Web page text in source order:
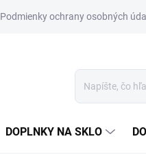
Podmienky ochrany osobných
DOPLNKY NA SKLO